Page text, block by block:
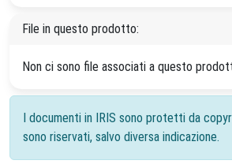
File in questo prodotto:
Non ci sono file associati a questo
I documenti in IRIS sono protetti da
sono riservati, salvo diversa indicazione.